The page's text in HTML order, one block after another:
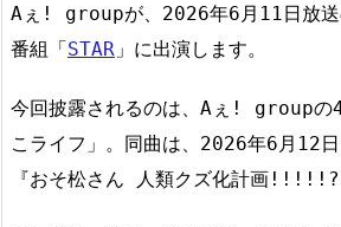
Aぇ! groupが、2026年6月11日放送
番組「STAR 」に出演します。
今回披露されるのは、Aぇ! groupの
こライフ」。同曲は、2026年6月12
『おそ松さん 人類クズ化計画!!!!!?